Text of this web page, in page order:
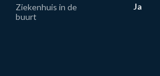
Ziekenhuis in de
buurt
Ja